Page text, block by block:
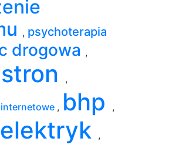
, psychoterapia
drogowa ,
,
, bhp ,
elektryk ,